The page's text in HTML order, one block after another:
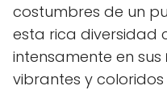
costumbres de un
esta rica diversidad
intensamente en sus
vibrantes y